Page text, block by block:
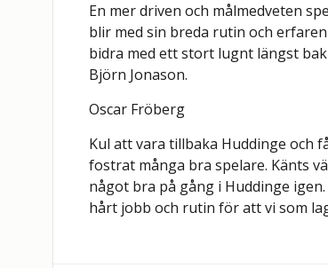
En mer driven och målmedveten
blir med sin breda rutin och
bidra med ett stort lugnt längst
Björn Jonason.
Oscar Fröberg
Kul att vara tillbaka Huddinge och
fostrat många bra spelare. Känts
något bra på gång i Huddinge
hårt jobb och rutin för att vi som